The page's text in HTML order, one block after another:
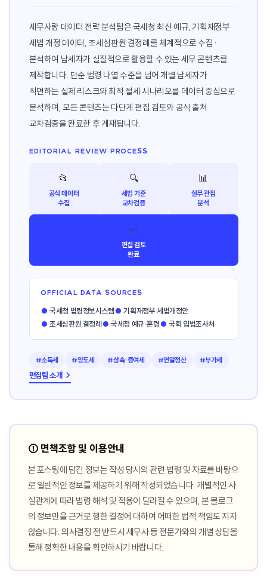
세무사랑 데이터 전략 분석팀은 국세청 최신 예규, 기획재정부
세법 개정 데이터, 조세심판원 결정례를 체계적으로 수집·
분석하여 납세자가 실질적으로 활용할 수 있는 세무 콘텐츠를
제작합니다. 단순 법령 나열 수준을 넘어 개별 납세자가
직면하는 실제 리스크와 최적 절세 시나리오를 데이터 중심으로
분석하며, 모든 콘텐츠는 다단계 편집 검토와 공식 출처
교차검증을 완료한 후 게재됩니다.
EDITORIAL REVIEW PROCESS
📂
공식 데이터
수집
🔍
세법 기준
교차검증
📊
실무 관점
분석
✅
편집 검토
완료
OFFICIAL DATA SOURCES
● 국세청 법령정보시스템● 기획재정부 세법개정안
● 조세심판원 결정례 ● 국세청 예규·훈령● 국회 입법조사처
#소득세 #양도세 #상속·증여세 #연말정산 #부가세
편집팀 소개 →
⚠️ 면책조항 및 이용안내
본 포스팅에 담긴 정보는 작성 당시의 관련 법령 및 자료를 바탕으
로 일반적인 정보를 제공하기 위해 작성되었습니다. 개별적인 사
실관계에 따라 법령 해석 및 적용이 달라질 수 있으며, 본 블로그
의 정보만을 근거로 행한 결정에 대하여 어떠한 법적 책임도 지지
않습니다. 의사결정 전 반드시 세무사 등 전문가와의 개별 상담을
통해 정확한 내용을 확인하시기 바랍니다.